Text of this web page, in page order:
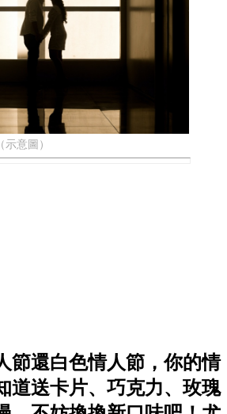
示意圖）
節還白色情人節，你的情
道送卡片、巧克力、玫瑰